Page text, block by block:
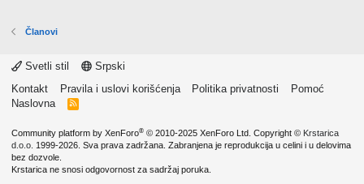
Članovi
Svetli stil
Srpski
Kontakt
Pravila i uslovi korišćenja Politika privatnosti
Pomoć
Naslovna
R
Community platform by XenForo® © 2010-2025 XenForo Ltd. Copyright © Krstarica
d.o.o. 1999-2026. Sva prava zadržana. Zabranjena je reprodukcija u celini i u delovima
bez dozvole.
Krstarica ne snosi odgovornost za sadržaj poruka.